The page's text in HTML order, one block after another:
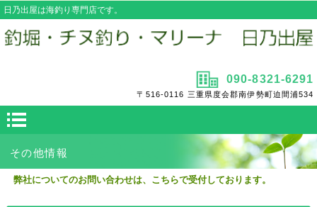
日乃出屋は海釣り専門店です。
090-8321-6291
〒516-0116 三重県度会郡南伊勢町迫間浦534
その他情報
弊社についてのお問い合わせは、こちらで受付しております。